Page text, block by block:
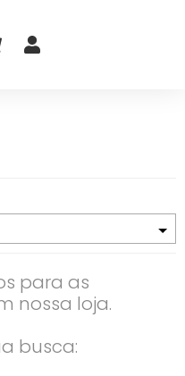
para as
nossa loja.
busca: